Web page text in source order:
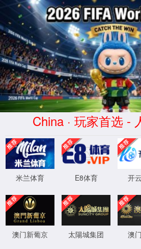
dhy大红鹰(中华)品牌公司
正在查询中
正在查询中，请刷新重试
XML 地图